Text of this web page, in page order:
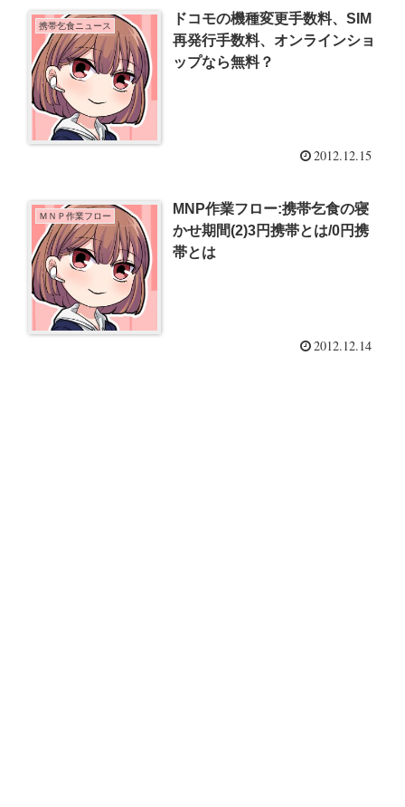
携帯乞食ニュース
ドコモの機種変更手数料、SIM
再発行手数料、オンラインショ
ップなら無料？
2012.12.15
ＭＮＰ作業フロー
MNP作業フロー:携帯乞食の寝
かせ期間(2)3円携帯とは/0円携
帯とは
2012.12.14